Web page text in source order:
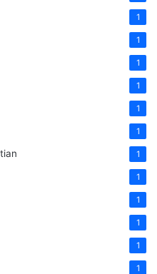
1
1
1
1
1
1
1
1
1
1
1
1